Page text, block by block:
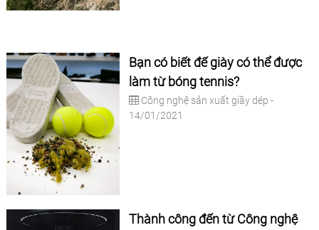
Bạn có biết đế giày có thể được
làm từ bóng tennis?
Công nghệ sản xuất giầy dép -
14/01/2021
Thành công đến từ Công nghệ